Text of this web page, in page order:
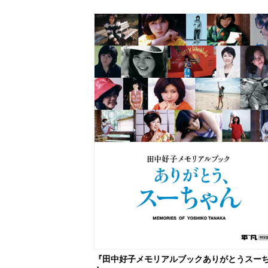
『田中好子メモリアルブックありがとうスー